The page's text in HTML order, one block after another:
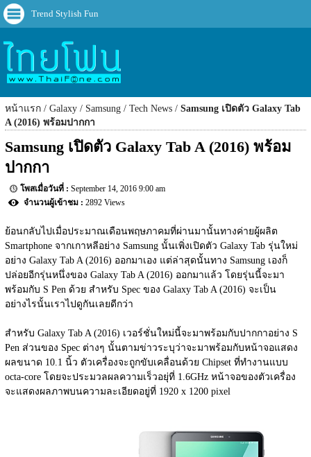
Trend Stylish Fun
หน้าแรก Galaxy Samsung Tech News
Samsung เปิดตัว Galaxy Tab
A (2016) พร้อมปากกา
Samsung เปิดตัว Galaxy Tab A (2016) พร้อม
ปากกา
September 14, 2016 9:00 am
2892 Views
ย้อนกลับไปเมื่อประมาณเดือนพฤษภาคมที่ผ่านมานั้นทางค่ายผู้ผลิต
Smartphone จากเกาหลีอย่าง Samsung นั้นเพิ่งเปิดตัว Galaxy Tab รุ่นใหม่
อย่าง Galaxy Tab A (2016) ออกมาเอง แต่ล่าสุดนั้นทาง Samsung เองก็
ปล่อยอีกรุ่นหนึ่งของ Galaxy Tab A (2016) ออกมาแล้ว โดยรุ่นนี้จะมา
พร้อมกับ S Pen ด้วย สำหรับ Spec ของ Galaxy Tab A (2016) จะเป็น
อย่างไรนั้นเราไปดูกันเลยดีกว่า
สำหรับ Galaxy Tab A (2016) เวอร์ชั่นใหม่นี้จะมาพร้อมกับปากกาอย่าง S
Pen ส่วนของ Spec ต่างๆ นั้นตามข่าวระบุว่าจะมาพร้อมกับหน้าจอแสดง
ผลขนาด 10.1 นิ้ว ตัวเครื่องจะถูกขับเคลื่อนด้วย Chipset ที่ทำงานแบบ
octa-core โดยจะประมวลผลความเร็วอยุ่ที่ 1.6GHz หน้าจอของตัวเครื่อง
จะแสดงผลภาพบนความละเอียดอยู่ที่ 1920 x 1200 pixel